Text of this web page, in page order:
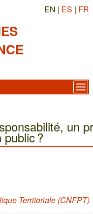
EN | ES | FR
un
?
Territoriale (CNFPT)